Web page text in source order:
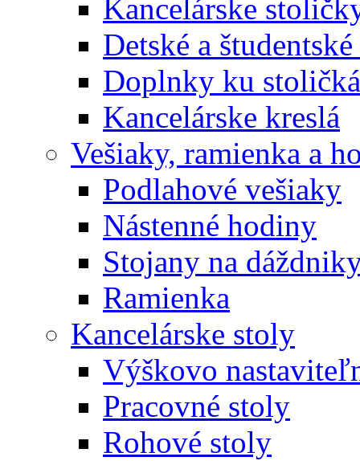
Kancelárske
Detské a
Doplnky ku
Kancelárske kreslá
Vešiaky, ramienka a
Podlahové vešiaky
Nástenné hodiny
Stojany na
Ramienka
Kancelárske stoly
Výškovo
Pracovné stoly
Rohové stoly